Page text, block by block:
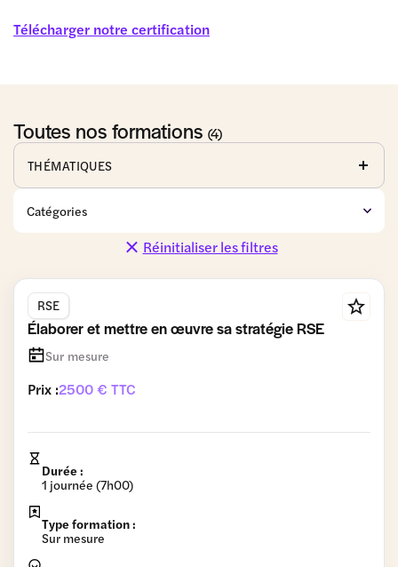
Télécharger notre certification
Toutes nos formations (4)
THÉMATIQUES
publiques
Distribution
Consommation
Coopératives
Données
personnelles
Comptabilité
patrimoine
Gouvernance
Vie des
Réinitialiser les filtres
RSE
Élaborer et mettre en œuvre sa stratégie RSE
Sur mesure
Prix :2500 € TTC
Durée :
1 journée (7h00)
Type formation :
Sur mesure